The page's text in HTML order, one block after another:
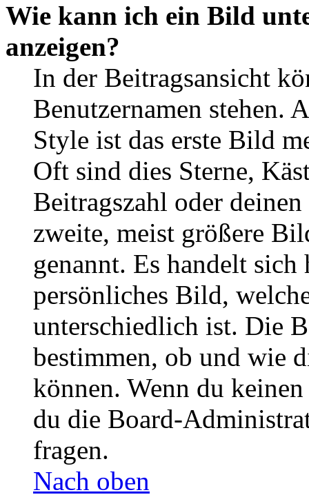
Wie kann ich ein Bild
anzeigen?
In der Beitragsansicht
Benutzernamen stehen.
Style ist das erste Bild
Oft sind dies Sterne,
Beitragszahl oder
zweite, meist größere
genannt. Es handelt
persönliches Bild,
unterschiedlich ist. Die
bestimmen, ob und wie
können. Wenn du
du die Board-
fragen.
Nach oben